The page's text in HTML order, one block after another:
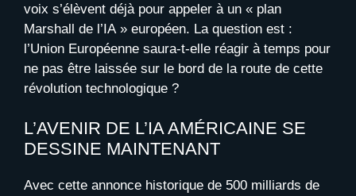
voix s’élèvent déjà pour appeler à un « plan
Marshall de l’IA » européen. La question est :
l’Union Européenne saura-t-elle réagir à temps pour
ne pas être laissée sur le bord de la route de cette
révolution technologique ?
L’AVENIR DE L’IA AMÉRICAINE SE
DESSINE MAINTENANT
Avec cette annonce historique de 500 milliards de